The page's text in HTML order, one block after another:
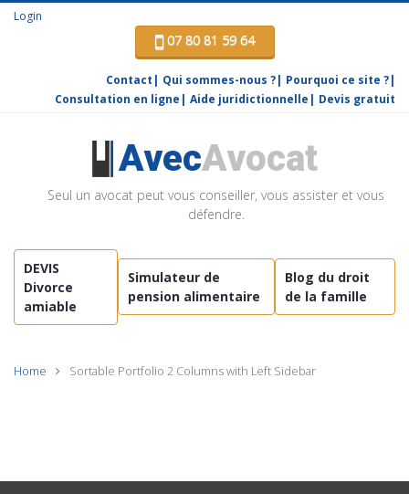
Login
07 80 81 59 64
Contact Qui sommes-nous ?
Pourquoi ce site ?
Consultation en ligne
Aide juridictionnelle Devis gratuit
AvecAvocat
Seul un avocat peut vous conseiller, vous assister et vous
défendre.
DEVIS
Divorce
amiable
Simulateur de
pension alimentaire
Blog du droit
de la famille
Home Sortable Portfolio 2 Columns with Left Sidebar